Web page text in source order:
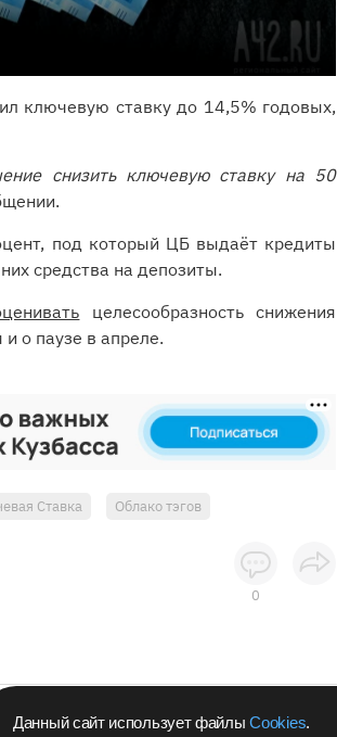
Данный сайт использует файлыCookies.
ключевую ставку до 14,5% годовых,
снизить ключевую ставку на 50
под который ЦБ выдаёт кредиты
средства на депозиты.
целесообразность снижения
о паузе в апреле.
Ставка Облако тэгов
0